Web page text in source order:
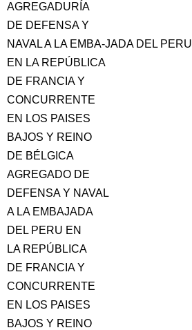
AGREGADURÍA
DE DEFENSA Y
NAVAL A LA EMBA-JADA DEL PERU
EN LA REPÚBLICA
DE FRANCIA Y
CONCURRENTE
EN LOS PAISES
BAJOS Y REINO
DE BÉLGICA
AGREGADO DE
DEFENSA Y NAVAL
A LA EMBAJADA
DEL PERU EN
LA REPÚBLICA
DE FRANCIA Y
CONCURRENTE
EN LOS PAISES
BAJOS Y REINO